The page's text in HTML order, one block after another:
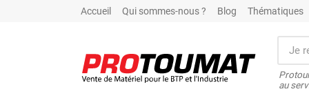
Accueil Qui sommes-nous ? Blog Thématiques
au